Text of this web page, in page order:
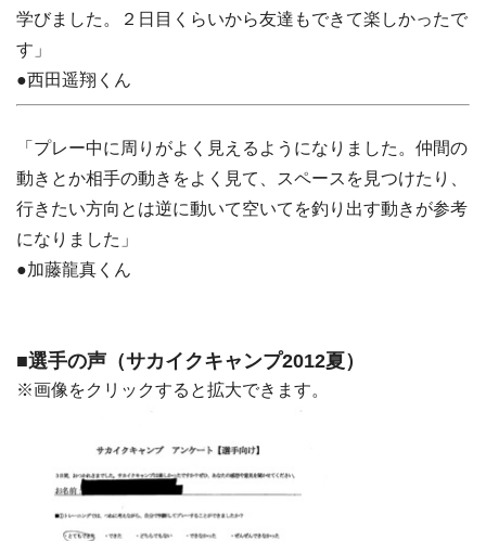
学びました。２日目くらいから友達もできて楽しかったで
す」
●西田遥翔くん
「プレー中に周りがよく見えるようになりました。仲間の
動きとか相手の動きをよく見て、スペースを見つけたり、
行きたい方向とは逆に動いて空いてを釣り出す動きが参考
になりました」
●加藤龍真くん
■選手の声（サカイクキャンプ2012夏）
※画像をクリックすると拡大できます。